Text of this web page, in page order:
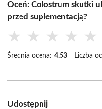
Oceń: Colostrum skutki
przed suplementacją?
★ ★ ★ ★ ★
Średnia ocena: 4.53 Liczba
Udostępnij